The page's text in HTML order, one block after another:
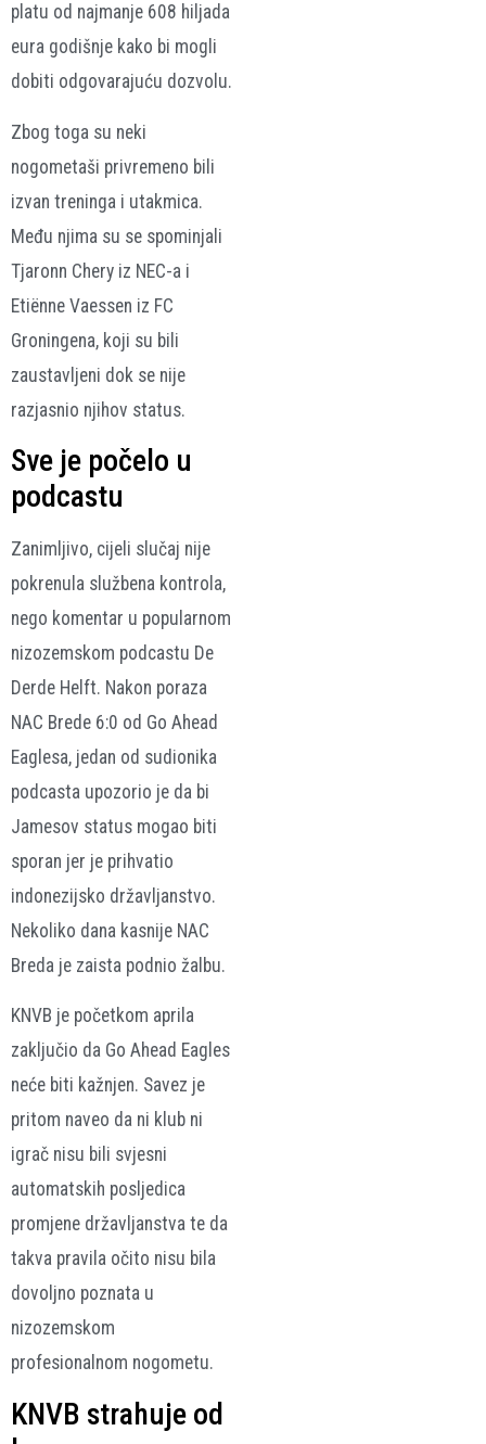
platu od najmanje 608 hiljada
eura godišnje kako bi mogli
dobiti odgovarajuću dozvolu.
Zbog toga su neki
nogometaši privremeno bili
izvan treninga i utakmica.
Među njima su se spominjali
Tjaronn Chery iz NEC-a i
Etiënne Vaessen iz FC
Groningena, koji su bili
zaustavljeni dok se nije
razjasnio njihov status.
Sve je počelo u
podcastu
Zanimljivo, cijeli slučaj nije
pokrenula službena kontrola,
nego komentar u popularnom
nizozemskom podcastu De
Derde Helft. Nakon poraza
NAC Brede 6:0 od Go Ahead
Eaglesa, jedan od sudionika
podcasta upozorio je da bi
Jamesov status mogao biti
sporan jer je prihvatio
indonezijsko državljanstvo.
Nekoliko dana kasnije NAC
Breda je zaista podnio žalbu.
KNVB je početkom aprila
zaključio da Go Ahead Eagles
neće biti kažnjen. Savez je
pritom naveo da ni klub ni
igrač nisu bili svjesni
automatskih posljedica
promjene državljanstva te da
takva pravila očito nisu bila
dovoljno poznata u
nizozemskom
profesionalnom nogometu.
KNVB strahuje od